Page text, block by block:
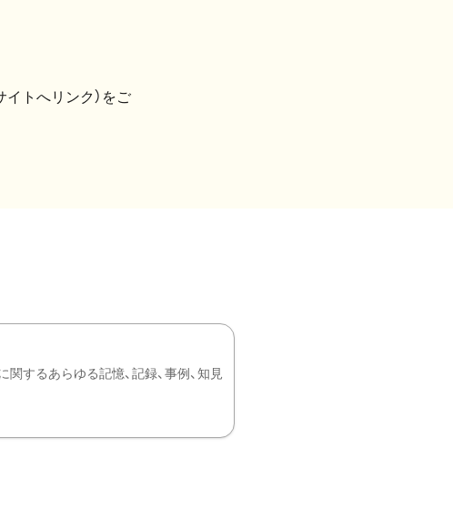
イトへリンク）をご
するあらゆる記憶、記録、事例、知見